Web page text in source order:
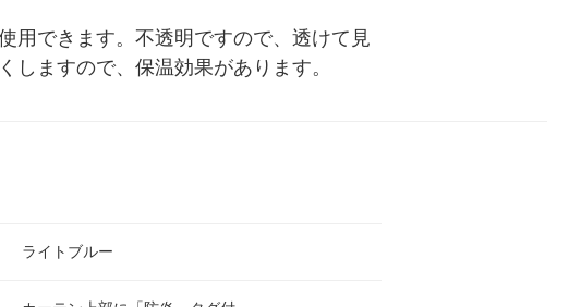
用できます。不透明ですので、透けて見
ますので、保温効果があります。
ライトブルー